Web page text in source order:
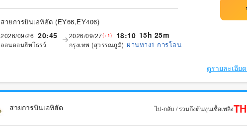
สายการบินเอทิฮัด (EY66,EY406)
2026/09/26 20:45
ลอนดอนฮีทโธรว์
2026/09/27(+1) 18:10
กรุงเทพ (สุวรรณภูมิ)
15h 25m
ผ่านทาง1 การโอน
ดูรายละเอีย
สายการบินเอทิฮัด ไป-กลับ / รวมถึงต้นทุนเชื้อเพลิง